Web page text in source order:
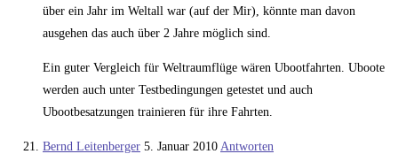
über ein Jahr im Weltall war (auf der Mir), könnte man davon
ausgehen das auch über 2 Jahre möglich sind.
Ein guter Vergleich für Weltraumflüge wären Ubootfahrten. Uboote
werden auch unter Testbedingungen getestet und auch
Ubootbesatzungen trainieren für ihre Fahrten.
Bernd Leitenberger 5. Januar 2010 Antworten